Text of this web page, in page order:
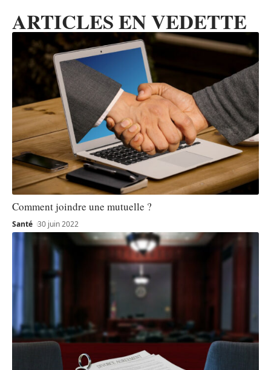
ARTICLES EN VEDETTE
Comment joindre une mutuelle ?
Santé 30 juin 2022